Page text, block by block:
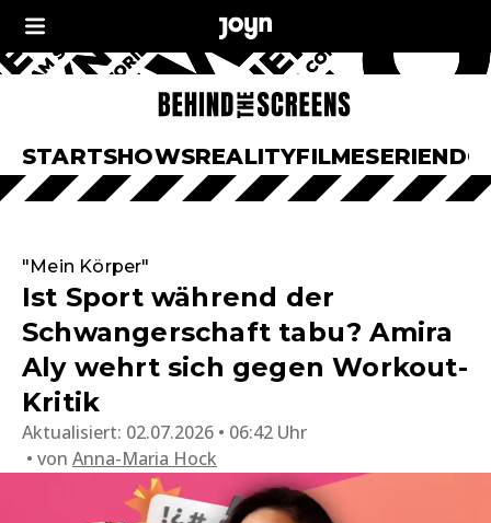
STARTSHOWSREALITYFILMESERIEN
"Mein Körper"
Ist Sport während der
Schwangerschaft tabu? Amira
Aly wehrt sich gegen Workout-
Kritik
Aktualisiert: 02.07.2026 • 06:42 Uhr
von Anna-Maria Hock